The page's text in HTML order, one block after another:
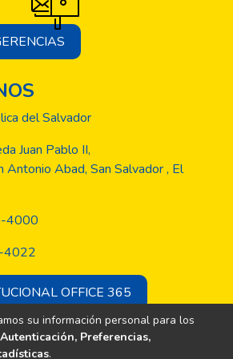
del Salvador
Juan Pablo II,
Antonio Abad, San Salvador , El
4000
4022
OFFICE 365
su información personal para los
Autenticación, Preferencias,
.